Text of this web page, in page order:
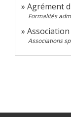
Agrément
Formalités
Associations